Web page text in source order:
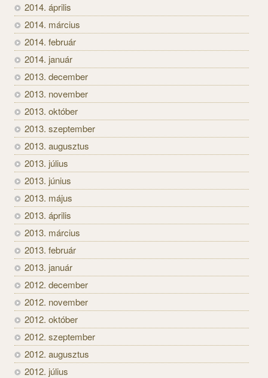
2014. április
2014. március
2014. február
2014. január
2013. december
2013. november
2013. október
2013. szeptember
2013. augusztus
2013. július
2013. június
2013. május
2013. április
2013. március
2013. február
2013. január
2012. december
2012. november
2012. október
2012. szeptember
2012. augusztus
2012. július